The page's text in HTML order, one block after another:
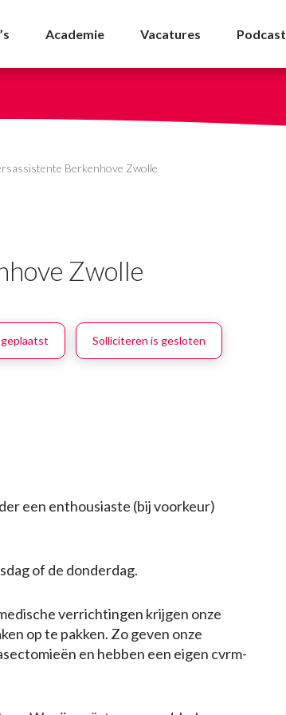
- NVDA
Academie Vacatures Podcast
Berkenhove Zwolle
Zwolle
Solliciteren is gesloten
een enthousiaste (bij voorkeur)
of de donderdag.
verrichtingen krijgen onze
op te pakken. Zo geven onze
en hebben een eigen cvrm-